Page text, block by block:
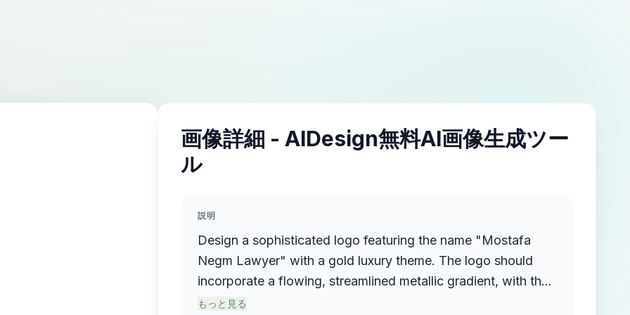
画像詳細 - AIDesign無料AI画像生成ツー
ル
説明
Design a sophisticated logo featuring the name "Mostafa
Negm Lawyer" with a gold luxury theme. The logo should
incorporate a flowing, streamlined metallic gradient, with the
name elegantly protruding from the background, creating a
もっと見る